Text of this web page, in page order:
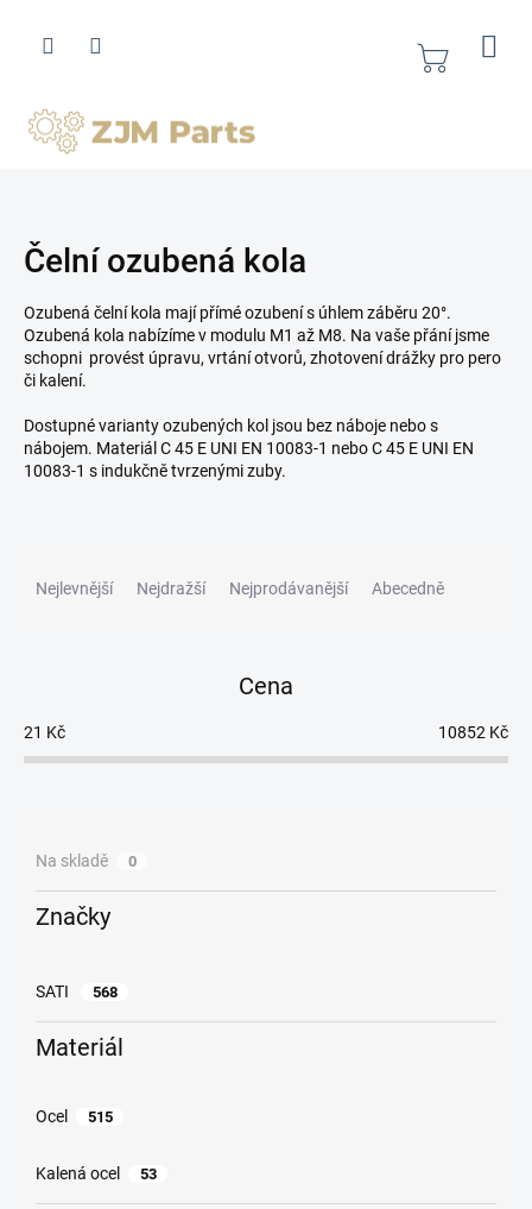
obsah
Nákupní
Čelní ozubená kola
Ozubená čelní kola mají přímé ozubení s úhlem záběru 20°.
Ozubená kola nabízíme v modulu M1 až M8. Na vaše přání jsme
schopni provést úpravu, vrtání otvorů, zhotovení drážky pro pero
či kalení.
Dostupné varianty ozubených kol jsou bez náboje nebo s
nábojem. Materiál C 45 E UNI EN 10083-1 nebo C 45 E UNI EN
10083-1 s indukčně tvrzenými zuby.
r
o
Nejlevnější Nejdražší Nejprodávanější Abecedně
Cena
21 Kč 10852 Kč
Na skladě 0
Značky
SATI 568
Materiál
Ocel 515
Kalená ocel 53